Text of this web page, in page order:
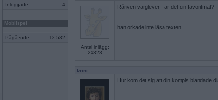
Inloggade 4
Mobilspel
Pågående 18 532
Antal inlägg:
24323
Råriven varglever - är det din favoritmat?
han orkade inte läsa texten
brini
Hur kom det sig att din kompis blandade